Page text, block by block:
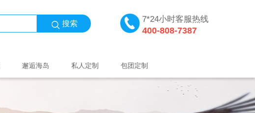
搜索 7*24小时客服热线
400-808-7387
邂逅海岛 私人定制 包团定制